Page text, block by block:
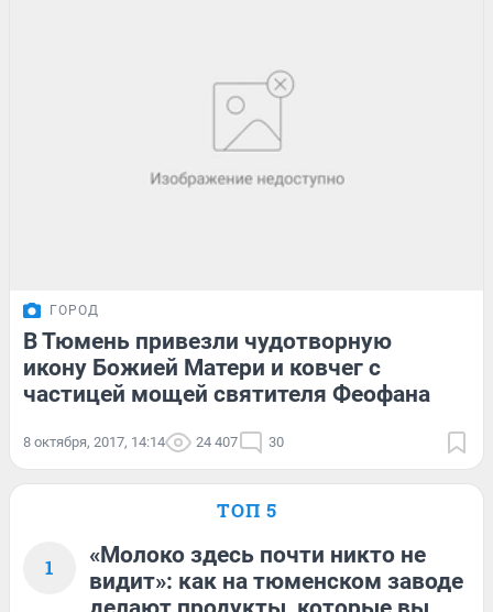
ГОРОД
В Тюмень привезли чудотворную
икону Божией Матери и ковчег с
частицей мощей святителя Феофана
8 октября, 2017, 14:14 24 407 30
ТОП 5
1
«Молоко здесь почти никто не
видит»: как на тюменском заводе